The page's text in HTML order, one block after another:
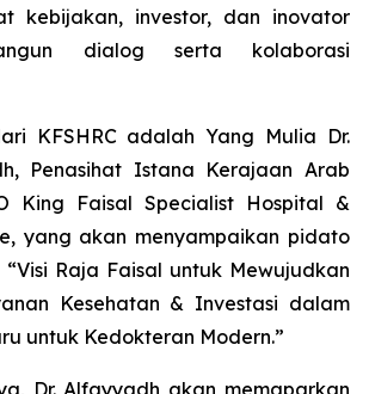
kebijakan, investor, dan inovator
dialog serta kolaborasi
KFSHRC adalah Yang Mulia Dr.
Penasihat Istana Kerajaan Arab
King Faisal Specialist Hospital &
yang akan menyampaikan pidato
Raja Faisal untuk Mewujudkan
Kesehatan & Investasi dalam
untuk Kedokteran Modern.”
Dr. Alfayyadh akan memaparkan